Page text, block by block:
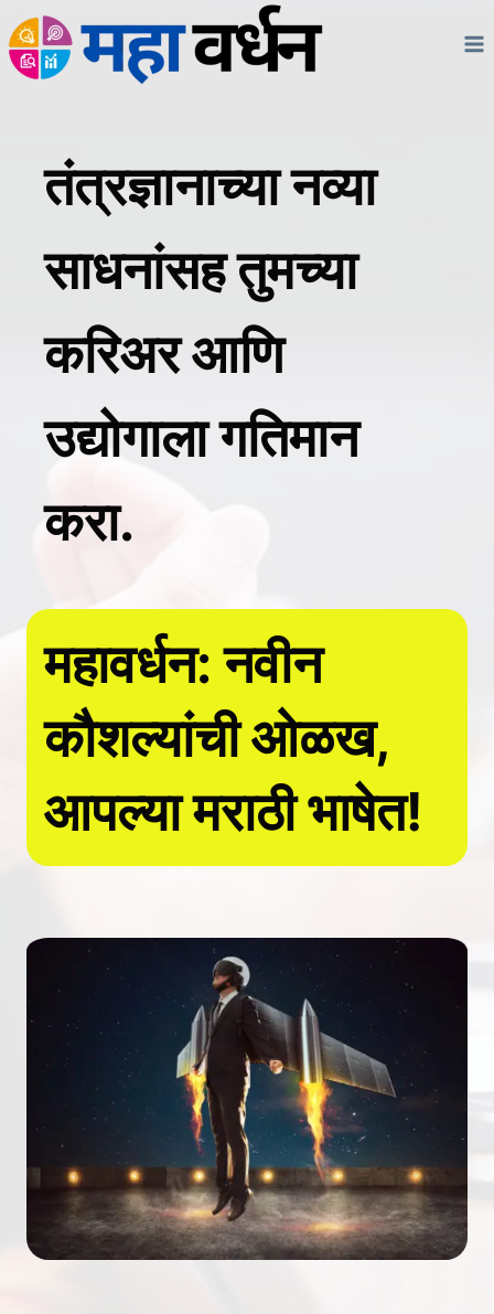
Skip
to
तंत्रज्ञानाच्या नव्या
साधनांसह तुमच्या
करिअर आणि
उद्योगाला गतिमान
करा.
महावर्धन: नवीन
कौशल्यांची ओळख,
आपल्या मराठी भाषेत!